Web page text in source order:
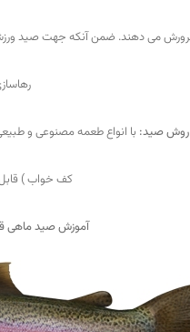
می دهند. ضمن آنکه جهت صيد
روش صيد: با انواع طعمه مصنوعی و
کف خواب )
آموزش صید ماهی